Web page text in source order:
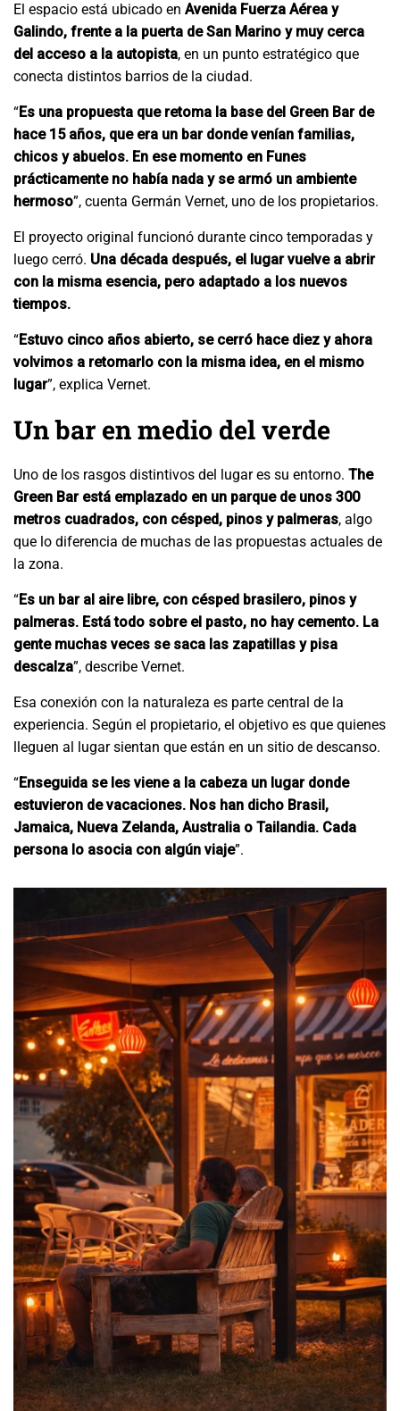
El espacio está ubicado en Avenida Fuerza Aérea y
Galindo, frente a la puerta de San Marino y muy cerca
del acceso a la autopista, en un punto estratégico que
conecta distintos barrios de la ciudad.
“Es una propuesta que retoma la base del Green Bar de
hace 15 años, que era un bar donde venían familias,
chicos y abuelos. En ese momento en Funes
prácticamente no había nada y se armó un ambiente
hermoso”, cuenta Germán Vernet, uno de los propietarios.
El proyecto original funcionó durante cinco temporadas y
luego cerró. Una década después, el lugar vuelve a abrir
con la misma esencia, pero adaptado a los nuevos
tiempos.
“Estuvo cinco años abierto, se cerró hace diez y ahora
volvimos a retomarlo con la misma idea, en el mismo
lugar”, explica Vernet.
Un bar en medio del verde
Uno de los rasgos distintivos del lugar es su entorno. The
Green Bar está emplazado en un parque de unos 300
metros cuadrados, con césped, pinos y palmeras, algo
que lo diferencia de muchas de las propuestas actuales de
la zona.
“Es un bar al aire libre, con césped brasilero, pinos y
palmeras. Está todo sobre el pasto, no hay cemento. La
gente muchas veces se saca las zapatillas y pisa
descalza”, describe Vernet.
Esa conexión con la naturaleza es parte central de la
experiencia. Según el propietario, el objetivo es que quienes
lleguen al lugar sientan que están en un sitio de descanso.
“Enseguida se les viene a la cabeza un lugar donde
estuvieron de vacaciones. Nos han dicho Brasil,
Jamaica, Nueva Zelanda, Australia o Tailandia. Cada
persona lo asocia con algún viaje”.